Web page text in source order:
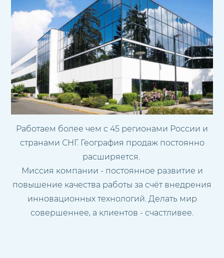
Работаем более чем с 45 регионами России и
странами СНГ. География продаж постоянно
расширяется.
Миссия компании - постоянное развитие и
повышение качества работы за счёт внедрения
инновационных технологий. Делать мир
совершеннее, а клиентов - счастливее.